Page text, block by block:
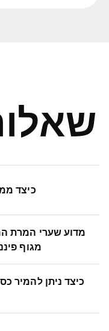
כיצד
מדוע שערי המרת
מגוף
כיצד ניתן להמיר